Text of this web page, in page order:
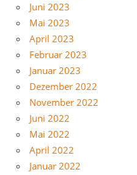
Juni 2023
Mai 2023
April 2023
Februar 2023
Januar 2023
Dezember 2022
November 2022
Juni 2022
Mai 2022
April 2022
Januar 2022